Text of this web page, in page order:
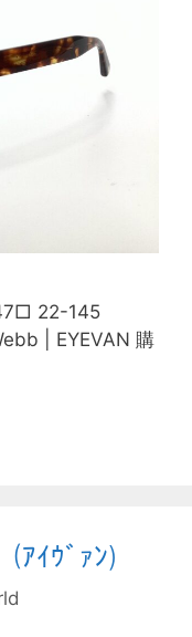
22-145
| EYEVAN 購
ｲｳﾞｧﾝ)